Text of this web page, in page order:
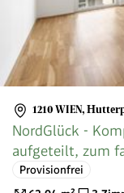
1210 WIEN,
NordGlück -
aufgeteilt, zum
Provisionfrei